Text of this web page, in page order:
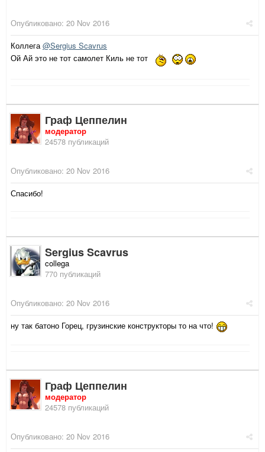
Опубликовано: 20 Nov 2016
Коллега@Sergius Scavrus
Ой Ай это не тот самолет Киль не тот
Граф Цеппелин
модератор
24578 публикаций
Опубликовано: 20 Nov 2016
Спасибо!
Sergius Scavrus
collega
770 публикаций
Опубликовано: 20 Nov 2016
ну так батоно Горец, грузинские конструкторы то на что!
Граф Цеппелин
модератор
24578 публикаций
Опубликовано: 20 Nov 2016